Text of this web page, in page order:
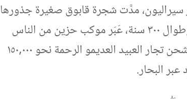
نهر سيراليون،‏ مدَّت شجرة قابوق صغيرة جذورها
في الارض وبدأت تُخرج براعمها.‏ وطوال ٣٠٠ سنة،‏ عَبَر موكب حزين من الناس
قبالتها فيما كانت تنمو وتكبر.‏ فقد شحن تجار العبيد العديمو الرحمة نحو ٠٠٠‏,١٥٠
البحار.‏